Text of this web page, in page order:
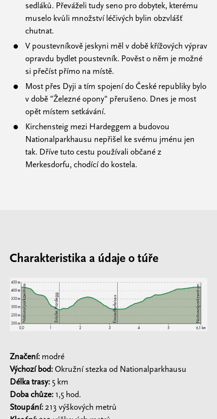
sedláků. Převáželi tudy seno pro dobytek, kterému
muselo kvůli množství léčivých bylin obzvlášť
chutnat.
V poustevníkově jeskyni měl v době křížových výprav
opravdu bydlet poustevník. Pověst o něm je možné
si přečíst přímo na místě.
Most přes Dyji a tím spojení do České republiky bylo
v době "Železné opony" přerušeno. Dnes je most
opět místem setkávání.
Kirchensteig mezi Hardeggem a budovou
Nationalparkhausu nepřišel ke svému jménu jen
tak. Dříve tuto cestu používali občané z
Merkesdorfu, chodící do kostela.
Charakteristika a údaje o túře
Značení: modré
Výchozí bod: Okružní stezka od Nationalparkhausu
Délka trasy: 5 km
Doba chůze: 1,5 hod.
Stoupání:213 výškových metrů